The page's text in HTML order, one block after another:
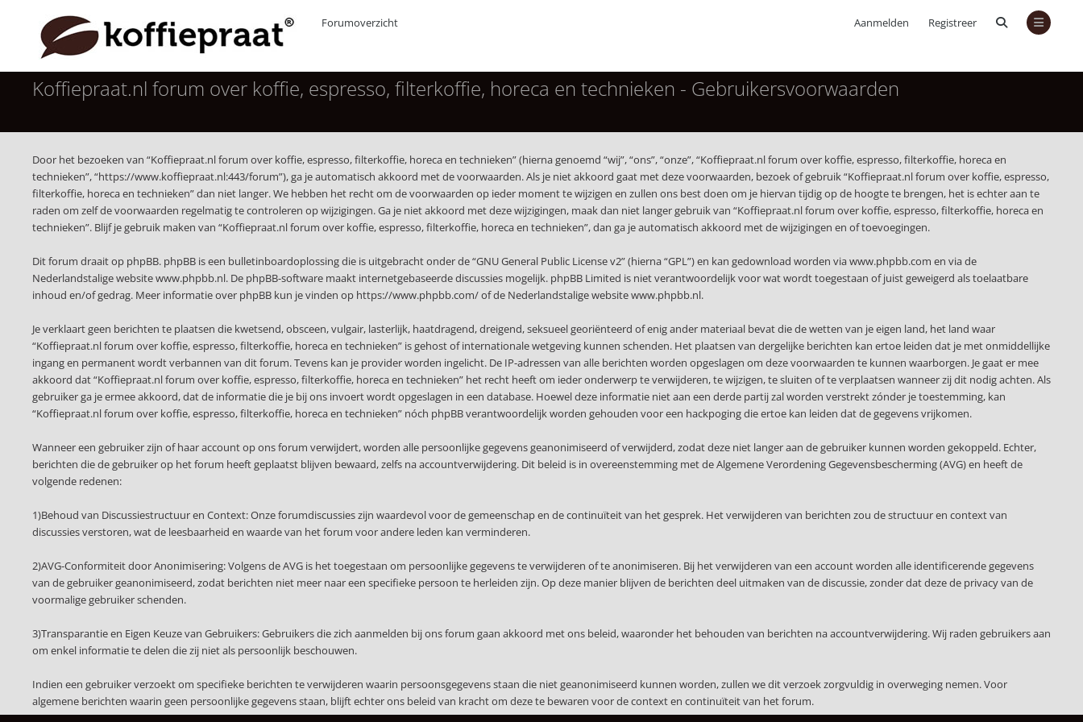
Aanmelden Registreer
Forumoverzicht
Koffiepraat.nl forum over koffie, espresso, filterkoffie, horeca en technieken - Gebruikersvoorwaarden
Door het bezoeken van “Koffiepraat.nl forum over koffie, espresso, filterkoffie, horeca en technieken” (hierna genoemd “wij”, “ons”, “onze”, “Koffiepraat.nl forum over koffie, espresso, filterkoffie, horeca en
technieken”, “https://www.koffiepraat.nl:443/forum”), ga je automatisch akkoord met de voorwaarden. Als je niet akkoord gaat met deze voorwaarden, bezoek of gebruik “Koffiepraat.nl forum over koffie, espresso,
filterkoffie, horeca en technieken” dan niet langer. We hebben het recht om de voorwaarden op ieder moment te wijzigen en zullen ons best doen om je hiervan tijdig op de hoogte te brengen, het is echter aan te
raden om zelf de voorwaarden regelmatig te controleren op wijzigingen. Ga je niet akkoord met deze wijzigingen, maak dan niet langer gebruik van “Koffiepraat.nl forum over koffie, espresso, filterkoffie, horeca en
technieken”. Blijf je gebruik maken van “Koffiepraat.nl forum over koffie, espresso, filterkoffie, horeca en technieken”, dan ga je automatisch akkoord met de wijzigingen en of toevoegingen.
Dit forum draait op phpBB. phpBB is een bulletinboardoplossing die is uitgebracht onder de “GNU General Public License v2” (hierna “GPL”) en kan gedownload worden viawww.phpbb.com en via de
Nederlandstalige websitewww.phpbb.nl. De phpBB-software maakt internetgebaseerde discussies mogelijk. phpBB Limited is niet verantwoordelijk voor wat wordt toegestaan of juist geweigerd als toelaatbare
inhoud en/of gedrag. Meer informatie over phpBB kun je vinden op https://www.phpbb.com/of de Nederlandstalige websitewww.phpbb.nl.
Je verklaart geen berichten te plaatsen die kwetsend, obsceen, vulgair, lasterlijk, haatdragend, dreigend, seksueel georiënteerd of enig ander materiaal bevat die de wetten van je eigen land, het land waar
“Koffiepraat.nl forum over koffie, espresso, filterkoffie, horeca en technieken” is gehost of internationale wetgeving kunnen schenden. Het plaatsen van dergelijke berichten kan ertoe leiden dat je met onmiddellijke
ingang en permanent wordt verbannen van dit forum. Tevens kan je provider worden ingelicht. De IP-adressen van alle berichten worden opgeslagen om deze voorwaarden te kunnen waarborgen. Je gaat er mee
akkoord dat “Koffiepraat.nl forum over koffie, espresso, filterkoffie, horeca en technieken” het recht heeft om ieder onderwerp te verwijderen, te wijzigen, te sluiten of te verplaatsen wanneer zij dit nodig achten. Als
gebruiker ga je ermee akkoord, dat de informatie die je bij ons invoert wordt opgeslagen in een database. Hoewel deze informatie niet aan een derde partij zal worden verstrekt zónder je toestemming, kan
“Koffiepraat.nl forum over koffie, espresso, filterkoffie, horeca en technieken” nóch phpBB verantwoordelijk worden gehouden voor een hackpoging die ertoe kan leiden dat de gegevens vrijkomen.
Wanneer een gebruiker zijn of haar account op ons forum verwijdert, worden alle persoonlijke gegevens geanonimiseerd of verwijderd, zodat deze niet langer aan de gebruiker kunnen worden gekoppeld. Echter,
berichten die de gebruiker op het forum heeft geplaatst blijven bewaard, zelfs na accountverwijdering. Dit beleid is in overeenstemming met de Algemene Verordening Gegevensbescherming (AVG) en heeft de
volgende redenen:
1)Behoud van Discussiestructuur en Context: Onze forumdiscussies zijn waardevol voor de gemeenschap en de continuïteit van het gesprek. Het verwijderen van berichten zou de structuur en context van
discussies verstoren, wat de leesbaarheid en waarde van het forum voor andere leden kan verminderen.
2)AVG-Conformiteit door Anonimisering: Volgens de AVG is het toegestaan om persoonlijke gegevens te verwijderen of te anonimiseren. Bij het verwijderen van een account worden alle identificerende gegevens
van de gebruiker geanonimiseerd, zodat berichten niet meer naar een specifieke persoon te herleiden zijn. Op deze manier blijven de berichten deel uitmaken van de discussie, zonder dat deze de privacy van de
voormalige gebruiker schenden.
3)Transparantie en Eigen Keuze van Gebruikers: Gebruikers die zich aanmelden bij ons forum gaan akkoord met ons beleid, waaronder het behouden van berichten na accountverwijdering. Wij raden gebruikers aan
om enkel informatie te delen die zij niet als persoonlijk beschouwen.
Indien een gebruiker verzoekt om specifieke berichten te verwijderen waarin persoonsgegevens staan die niet geanonimiseerd kunnen worden, zullen we dit verzoek zorgvuldig in overweging nemen. Voor
algemene berichten waarin geen persoonlijke gegevens staan, blijft echter ons beleid van kracht om deze te bewaren voor de context en continuïteit van het forum.